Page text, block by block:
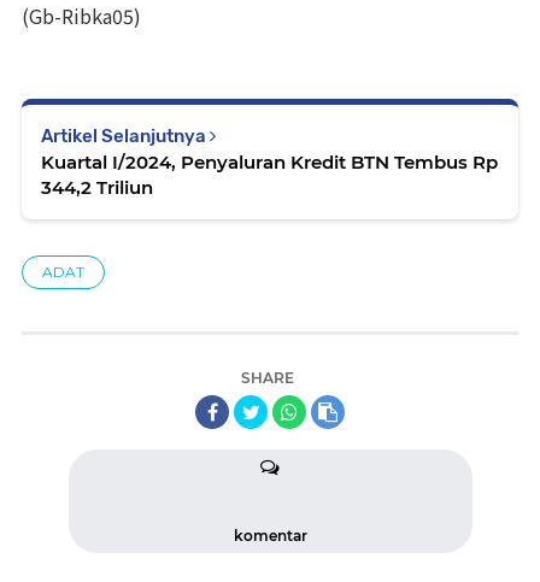
(Gb-Ribka05)
Artikel Selanjutnya
Kuartal I/2024, Penyaluran Kredit BTN Tembus Rp
344,2 Triliun
ADAT
SHARE
komentar